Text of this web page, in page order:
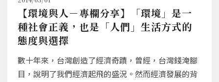
【環境與人－專欄分享】「環境」是一
種社會正義，也是「人們」生活方式的
態度與選擇
數十年來，台灣創造了經濟奇蹟，曾經，台灣錢淹腳
目，說明了我們經濟起飛的盛況。然而經濟發展的背